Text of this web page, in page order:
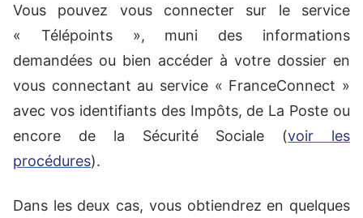
Vous pouvez vous connecter sur le service
« Télépoints », muni des informations
demandées ou bien accéder à votre dossier en
vous connectant au service « FranceConnect »
avec vos identifiants des Impôts, de La Poste ou
encore de la Sécurité Sociale (voir les
procédures).
Dans les deux cas, vous obtiendrez en quelques